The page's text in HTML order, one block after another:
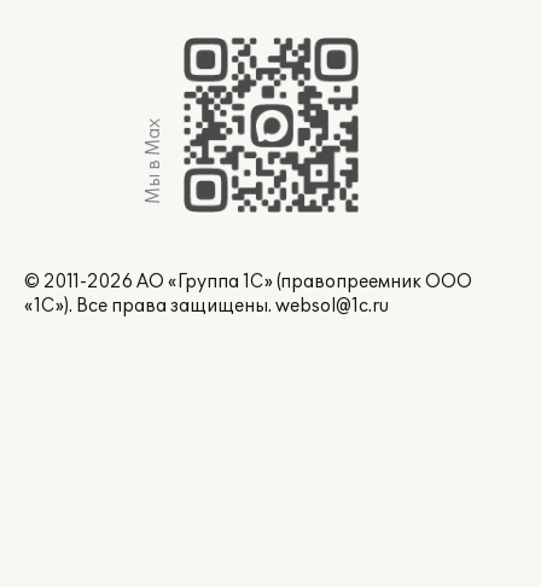
Мы в Max
© 2011-2026 АО «Группа 1С» (правопреемник ООО
«1С»). Все права защищены. websol@1c.ru